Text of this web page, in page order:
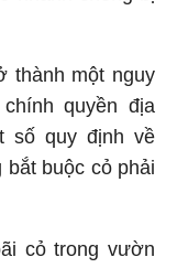
thành một nguy
quyền địa
số quy định về
buộc cỏ phải
cỏ trong vườn